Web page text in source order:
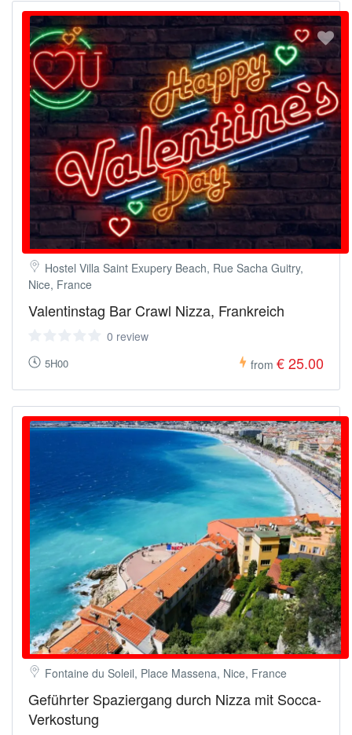
Fontaine du Soleil, Place Massena, Nice, France
Geführter Spaziergang durch Nizza mit Socca-
Verkostung
Hostel Villa Saint Exupery Beach, Rue Sacha Guitry,
Nice, France
Valentinstag Bar Crawl Nizza, Frankreich
0 review
5H00 from € 25.00